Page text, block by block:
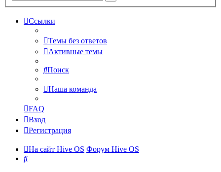
Ссылки
Темы без ответов
Активные темы
Поиск
Наша команда
FAQ
Вход
Регистрация
На сайт Hive OS Форум Hive OS
Поиск